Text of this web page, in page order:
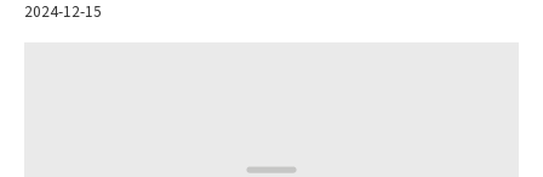
2024-12-15